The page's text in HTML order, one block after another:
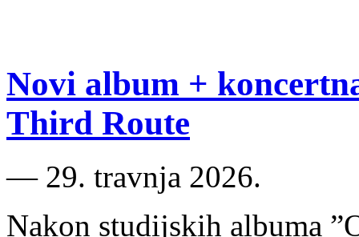
Novi album +
Third Route
― 29. travnja 2026.
Nakon studijskih albuma